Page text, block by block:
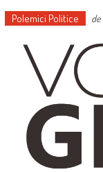
Polemici Politice de